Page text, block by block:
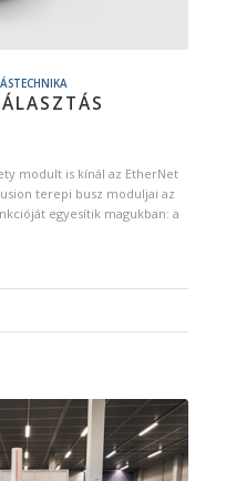
modult is kínál az EtherNet
terepi busz moduljai az
egyesítik magukban: a